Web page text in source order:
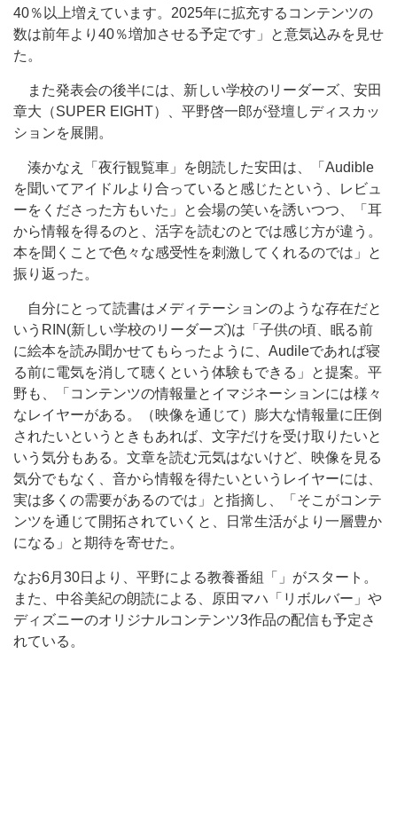
40％以上増えています。2025年に拡充するコンテンツの
数は前年より40％増加させる予定です」と意気込みを見せ
た。
また発表会の後半には、新しい学校のリーダーズ、安田
章大（SUPER EIGHT）、平野啓一郎が登壇しディスカッ
ションを展開。
湊かなえ「夜行観覧車」を朗読した安田は、「Audible
を聞いてアイドルより合っていると感じたという、レビュ
ーをくださった方もいた」と会場の笑いを誘いつつ、「耳
から情報を得るのと、活字を読むのとでは感じ方が違う。
本を聞くことで色々な感受性を刺激してくれるのでは」と
振り返った。
自分にとって読書はメディテーションのような存在だと
いうRIN(新しい学校のリーダーズ)は「子供の頃、眠る前
に絵本を読み聞かせてもらったように、Audileであれば寝
る前に電気を消して聴くという体験もできる」と提案。平
野も、「コンテンツの情報量とイマジネーションには様々
なレイヤーがある。（映像を通じて）膨大な情報量に圧倒
されたいというときもあれば、文字だけを受け取りたいと
いう気分もある。文章を読む元気はないけど、映像を見る
気分でもなく、音から情報を得たいというレイヤーには、
実は多くの需要があるのでは」と指摘し、「そこがコンテ
ンツを通じて開拓されていくと、日常生活がより一層豊か
になる」と期待を寄せた。
なお6月30日より、平野による教養番組「」がスタート。
また、中谷美紀の朗読による、原田マハ「リボルバー」や
ディズニーのオリジナルコンテンツ3作品の配信も予定さ
れている。